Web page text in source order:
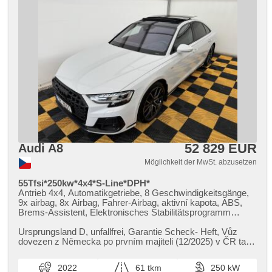
AUX, Autoradio, digitální příjem rádia (DAB),
Außenthermometer, beheizte Spiegel, zadní loketní opěrka,
zatmavená zadní skla, roletky na zadních oknech,
Federung Luft, Ausziehbare Kopflehnen, digitální přístrojová
deska, ventilovaná zadní sedadla, wifi hotspot, vyhřívaná
zadní sedadla
Audi A8 52 829 EUR
Möglichkeit der MwSt. abzusetzen
55Tfsi*250kw*4x4*S-Line*DPH*
Antrieb 4x4, Automatikgetriebe, 8 Geschwindigkeitsgänge,
9x airbag, 8x Airbag, Fahrer-Airbag, aktivní kapota, ABS,
Brems-Assistent, Elektronisches Stabilitätsprogramm
(PEBS), asistent rozjezdu do kopce (HSA), ukazatel
rychlostního limitu (SLIF), Uhr Spur, Blind Spot Anzeige,
asistent jízdy v jízdním pruhu, Überwachung der Ermüdung
Ursprungsland D,​ unfallfrei,​ Garantie Scheck​- Heft,​ Vůz
dovezen z Německa po prvním majiteli (12/2025) v ČR také
2022 61 tkm 250 kW